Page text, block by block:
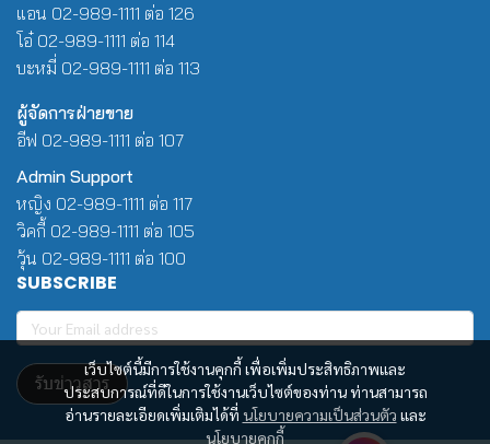
เว็บไซต์นี้มีการใช้งานคุกกี้ เพื่อเพิ่มประสิทธิภาพและ
ประสบการณ์ที่ดีในการใช้งานเว็บไซต์ของท่าน ท่านสามารถ
อ่านรายละเอียดเพิ่มเติมได้ที่ นโยบายความเป็นส่วนตัว และ
นโยบายคุกกี้
แอน 02-989-1111 ต่อ 126
โอ๋ 02-989-1111 ต่อ 114
บะหมี่ 02-989-1111 ต่อ 113
ผู้จัดการฝ่ายขาย
อีฟ 02-989-1111 ต่อ 107
Admin Support
หญิง 02-989-1111 ต่อ 117
วิคกี้ 02-989-1111 ต่อ 105
วุ้น 02-989-1111 ต่อ 100
SUBSCRIBE
รับข่าวสาร